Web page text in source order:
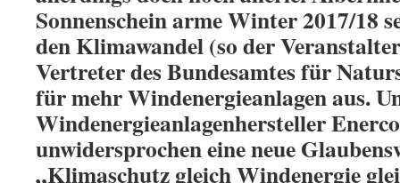
Sonnenschein arme Winter 2017/18
den Klimawandel (so der
Vertreter des Bundesamtes für
für mehr Windenergieanlagen aus.
Windenergieanlagenhersteller
unwidersprochen eine neue
„Klimaschutz gleich Windenergie